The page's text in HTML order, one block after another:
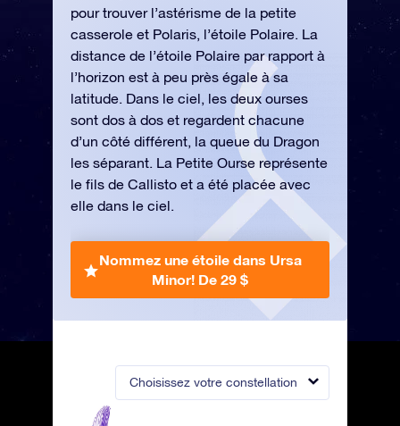
Choisissez votre constellation
pour trouver l’astérisme de la petite
casserole et Polaris, l’étoile Polaire. La
distance de l’étoile Polaire par rapport à
l’horizon est à peu près égale à sa
latitude. Dans le ciel, les deux ourses
sont dos à dos et regardent chacune
d’un côté différent, la queue du Dragon
les séparant. La Petite Ourse représente
le fils de Callisto et a été placée avec
elle dans le ciel.
Nommez une étoile dans Ursa
Minor! De 29 $